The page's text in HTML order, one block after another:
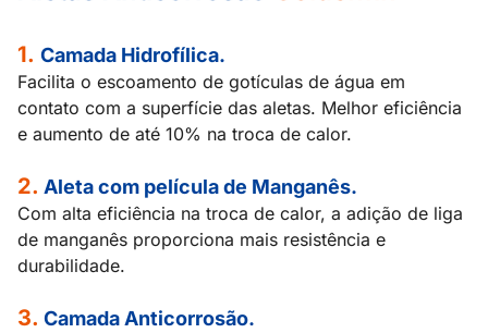
1. Camada Hidrofílica.
Facilita o escoamento de gotículas de água em
contato com a superfície das aletas. Melhor eficiência
e aumento de até 10% na troca de calor.
2. Aleta com película de Manganês.
Com alta eficiência na troca de calor, a adição de liga
de manganês proporciona mais resistência e
durabilidade.
3. Camada Anticorrosão.